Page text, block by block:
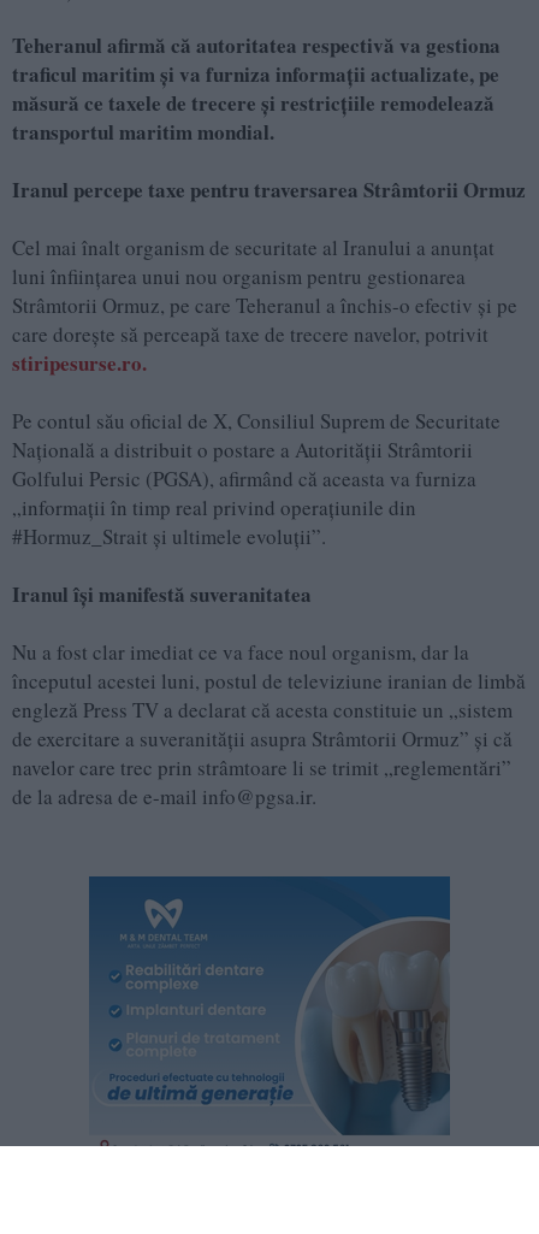
Teheranul afirmă că autoritatea respectivă va gestiona
traficul maritim şi va furniza informaţii actualizate, pe
măsură ce taxele de trecere şi restricţiile remodelează
transportul maritim mondial.
Iranul percepe taxe pentru traversarea Strâmtorii Ormuz
Cel mai înalt organism de securitate al Iranului a anunţat
luni înfiinţarea unui nou organism pentru gestionarea
Strâmtorii Ormuz, pe care Teheranul a închis-o efectiv şi pe
care doreşte să perceapă taxe de trecere navelor, potrivit
stiripesurse.ro.
Pe contul său oficial de X, Consiliul Suprem de Securitate
Naţională a distribuit o postare a Autorităţii Strâmtorii
Golfului Persic (PGSA), afirmând că aceasta va furniza
„informaţii în timp real privind operaţiunile din
#Hormuz_Strait şi ultimele evoluţii”.
Iranul își manifestă suveranitatea
Nu a fost clar imediat ce va face noul organism, dar la
începutul acestei luni, postul de televiziune iranian de limbă
engleză Press TV a declarat că acesta constituie un „sistem
de exercitare a suveranităţii asupra Strâmtorii Ormuz” şi că
navelor care trec prin strâmtoare li se trimit „reglementări”
de la adresa de e-mail info@pgsa.ir.